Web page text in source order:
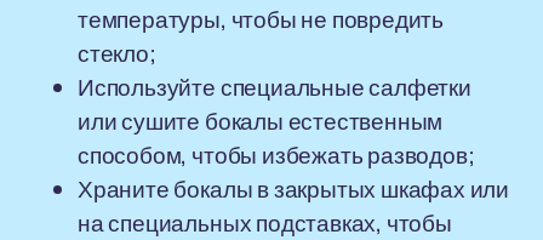
температуры, чтобы не повредить
стекло;
Используйте специальные салфетки
или сушите бокалы естественным
способом, чтобы избежать разводов;
Храните бокалы в закрытых шкафах или
на специальных подставках, чтобы